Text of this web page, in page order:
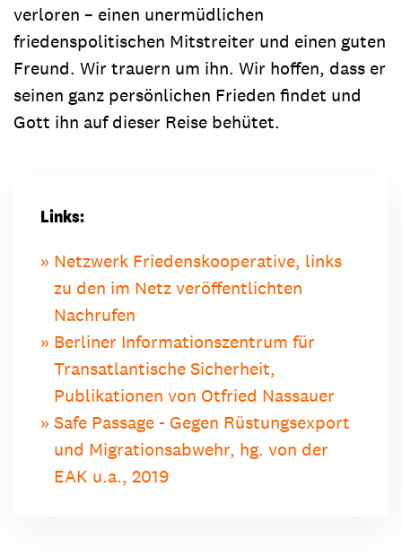
verloren – einen unermüdlichen
friedenspolitischen Mitstreiter und einen guten
Freund. Wir trauern um ihn. Wir hoffen, dass er
seinen ganz persönlichen Frieden findet und
Gott ihn auf dieser Reise behütet.
Links:
Netzwerk Friedenskooperative, links
zu den im Netz veröffentlichten
Nachrufen
Berliner Informationszentrum für
Transatlantische Sicherheit,
Publikationen von Otfried Nassauer
Safe Passage - Gegen Rüstungsexport
und Migrationsabwehr, hg. von der
EAK u.a., 2019